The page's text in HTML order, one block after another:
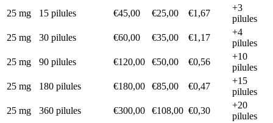
25 mg 15 pilules €45,00 €25,00 €1,67
+3
pilules
25 mg
30 pilules €60,00 €35,00 €1,17
+4
pilules
25 mg
90 pilules €120,00 €50,00 €0,56
+10
pilules
25 mg
180 pilules €180,00 €85,00 €0,47
+15
pilules
25 mg
360 pilules €300,00 €108,00 €0,30
+20
pilules